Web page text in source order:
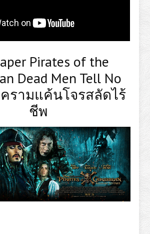
Pirates of the
Dead Men Tell No
ครามแค้นโจรสลัดไร้
ชีพ